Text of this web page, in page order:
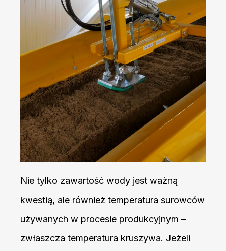
Nie tylko zawartość wody jest ważną
kwestią, ale również temperatura surowców
używanych w procesie produkcyjnym –
zwłaszcza temperatura kruszywa. Jeżeli